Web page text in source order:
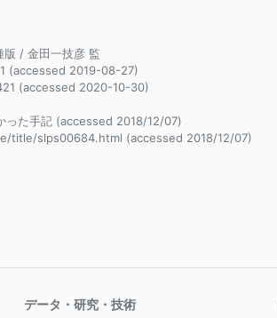
版 / 金田一技彦 監
(accessed 2019-08-27)
(accessed 2020-10-30)
た手記 (accessed 2018/12/07)
title/slps00684.html (accessed 2018/12/07)
データ・研究・技術